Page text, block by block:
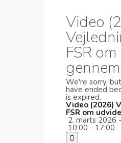
Video
FSR
We're sorry,
have ended
is expired.
Video (2026)
FSR om
2. marts 2026
10:00 - 17:00